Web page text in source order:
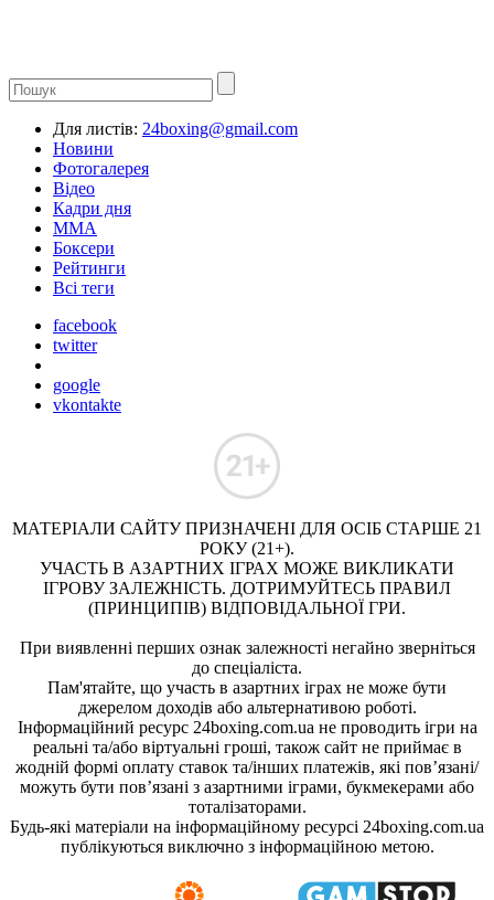
Для листів: 24boxing@gmail.com
Новини
Фотогалерея
Відео
Кадри дня
ММА
Боксери
Рейтинги
Всі теги
facebook
twitter
google
vkontakte
МАТЕРІАЛИ САЙТУ ПРИЗНАЧЕНІ ДЛЯ ОСІБ СТАРШЕ 21
РОКУ (21+).
УЧАСТЬ В АЗАРТНИХ ІГРАХ МОЖЕ ВИКЛИКАТИ
ІГРОВУ ЗАЛЕЖНІСТЬ. ДОТРИМУЙТЕСЬ ПРАВИЛ
(ПРИНЦИПІВ) ВІДПОВІДАЛЬНОЇ ГРИ.
При виявленні перших ознак залежності негайно зверніться
до спеціаліста.
Пам'ятайте, що участь в азартних іграх не може бути
джерелом доходів або альтернативою роботі.
Інформаційний ресурс 24boxing.com.ua не проводить ігри на
реальні та/або віртуальні гроші, також сайт не приймає в
жодній формі оплату ставок та/інших платежів, які пов’язані/
можуть бути пов’язані з азартними іграми, букмекерами або
тоталізаторами.
Будь-які матеріали на інформаційному ресурсі 24boxing.com.ua
публікуються виключно з інформаційною метою.